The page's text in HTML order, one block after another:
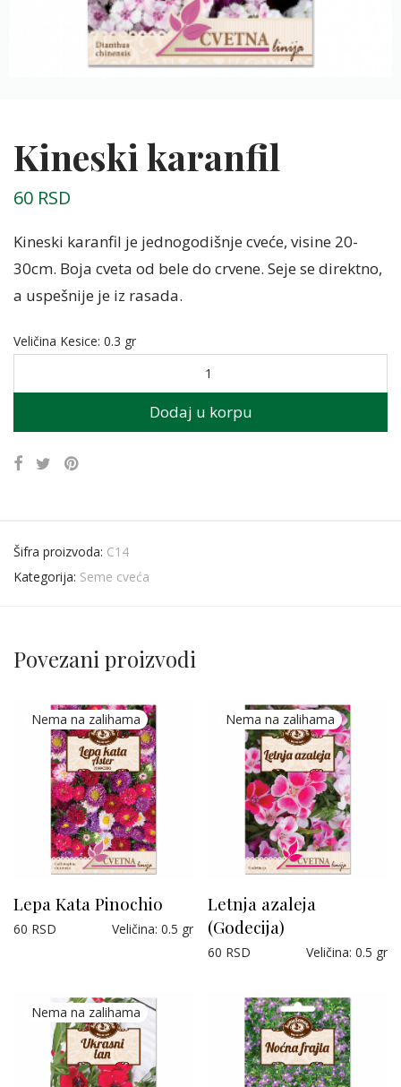
Kineski karanfil
60 RSD
Kineski karanfil je jednogodišnje cveće, visine 20-
30cm. Boja cveta od bele do crvene. Seje se direktno,
a uspešnije je iz rasada.
Veličina Kesice: 0.3 gr
Dodaj u korpu
Šifra proizvoda: C14
Kategorija: Seme cveća
Povezani proizvodi
Lepa Kata Pinochio
Veličina: 0.5 gr
60 RSD
Letnja azaleja
(Godecija)
Veličina: 0.5 gr
60 RSD